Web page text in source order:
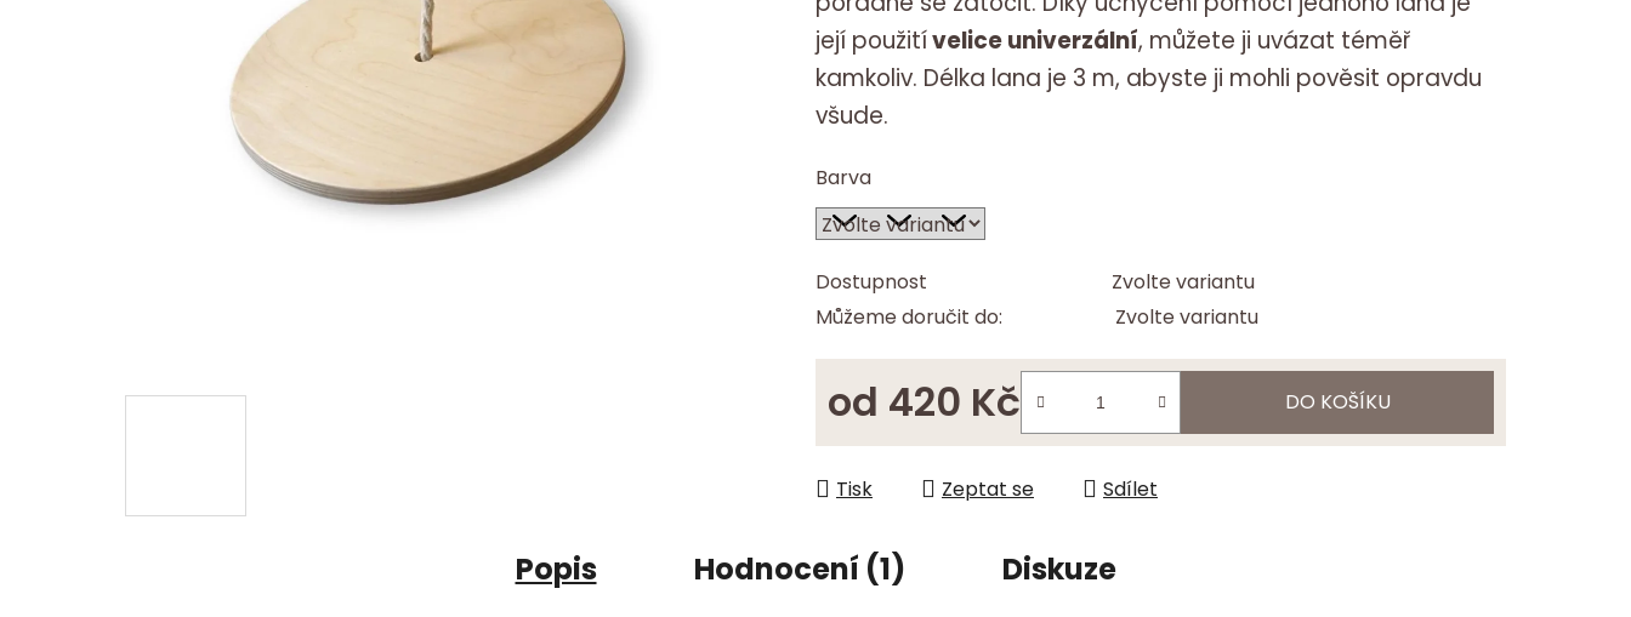
hvězdiček.
její použitívelice univerzální, můžete ji uvázat téměř
kamkoliv. Délka lana je 3 m, abyste ji mohli pověsit opravdu
všude.
Barva
Dostupnost
Zvolte variantu
Můžeme doručit do:
Zvolte variantu
od 420 Kč
Měrná cena:
DO KOŠÍKU
Tisk Zeptat se Sdílet
Popis Hodnocení (1) Diskuze